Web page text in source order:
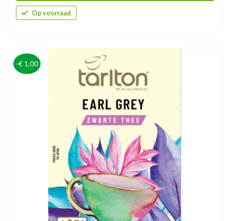
Op voorraad
-€ 1,00